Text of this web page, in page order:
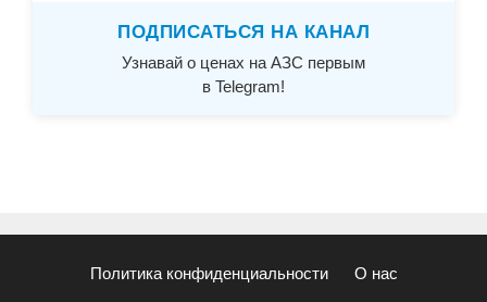
ПОДПИСАТЬСЯ НА КАНАЛ
Узнавай о ценах на АЗС первым
в Telegram!
Политика конфиденциальности О нас